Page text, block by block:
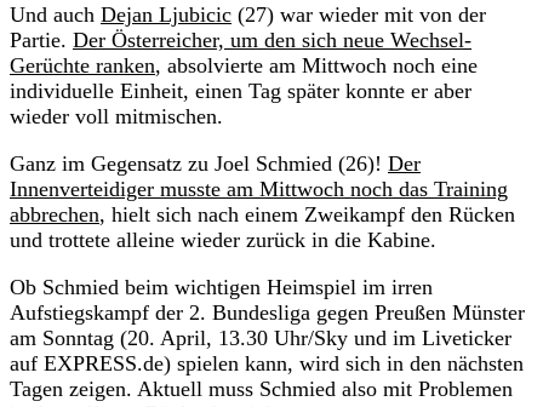
Und auch Dejan Ljubicic (27) war wieder mit von der
Partie. Der Österreicher, um den sich neue Wechsel-
Gerüchte ranken, absolvierte am Mittwoch noch eine
individuelle Einheit, einen Tag später konnte er aber
wieder voll mitmischen.
Ganz im Gegensatz zu Joel Schmied (26)! Der
Innenverteidiger musste am Mittwoch noch das Training
abbrechen, hielt sich nach einem Zweikampf den Rücken
und trottete alleine wieder zurück in die Kabine.
Ob Schmied beim wichtigen Heimspiel im irren
Aufstiegskampf der 2. Bundesliga gegen Preußen Münster
am Sonntag (20. April, 13.30 Uhr/Sky und im Liveticker
auf EXPRESS.de) spielen kann, wird sich in den nächsten
Tagen zeigen. Aktuell muss Schmied also mit Problemen